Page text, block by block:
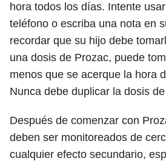
hora todos los días. Intente
teléfono o escriba una nota en
recordar que su hijo debe
una dosis de Prozac, puede
menos que se acerque la hora
Nunca debe duplicar la dosis
Después de comenzar con
deben ser monitoreados de
cualquier efecto secundario,